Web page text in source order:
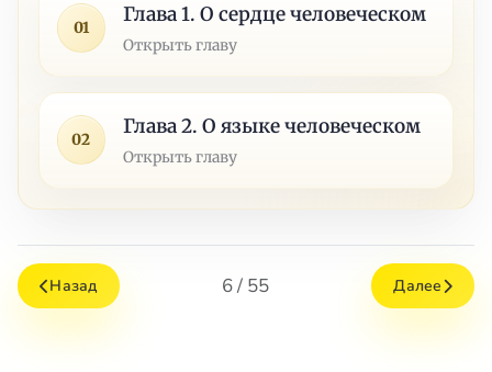
01
Глава 1. О сердце человеческом
Открыть главу
02
Глава 2. О языке человеческом
Открыть главу
Назад 6 / 55 Далее